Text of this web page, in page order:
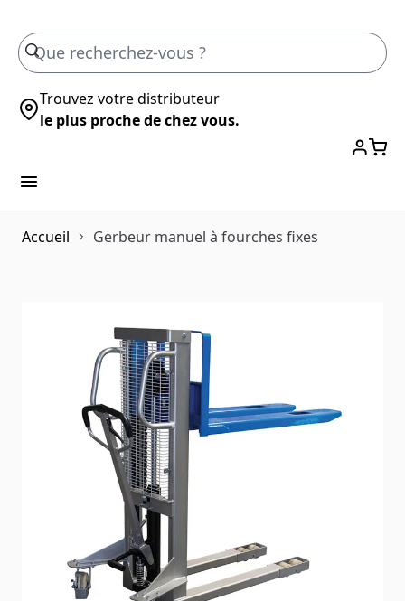
Trouvez votre distributeur
le plus proche de chez vous.
Accueil Gerbeur manuel à fourches fixes